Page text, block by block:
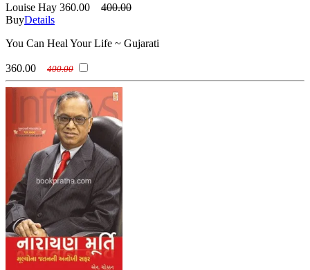
Louise Hay 360.00
400.00
BuyDetails
You Can Heal Your Life ~ Gujarati
360.00 400.00